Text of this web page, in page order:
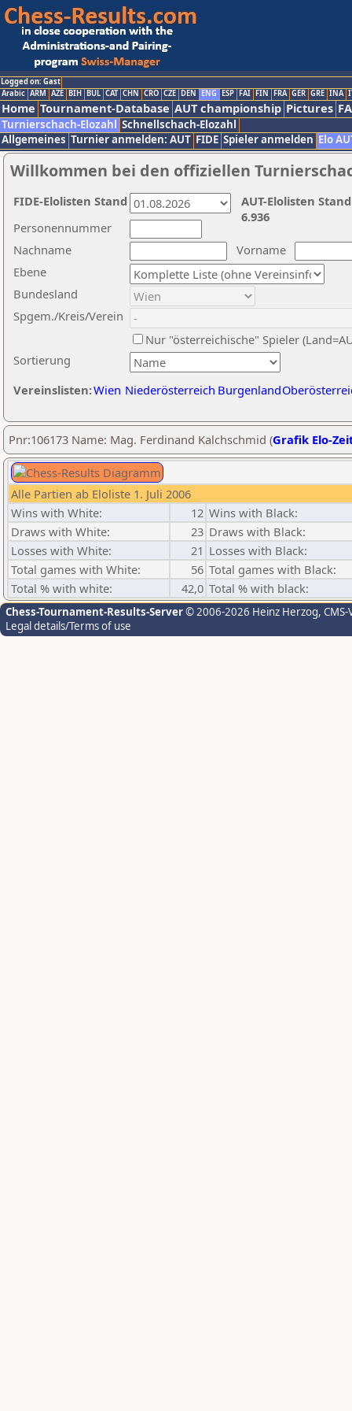
Logged on: Gast
Arabic ARM AZE BIH BUL CAT CHN CRO CZE DEN ENG ESP FAI FIN FRA GER GRE INA
Home Tournament-Database AUT championship Pictures
Turnierschach-Elozahl Schnellschach-Elozahl
Allgemeines Turnier anmelden: AUT FIDE Spieler anmelden Elo
Willkommen bei den offiziellen
Nachname
Vorname
Ebene
Sortierung
Personennummer
Bundesland
Spgem./Kreis/Verein
Nur "österreichische" Spieler
Vereinslisten:Wien Niederösterreich Burgenland
AUT-Elolisten
6.936
FIDE-Elolisten Stand
Pnr:106173 Name: Mag. Ferdinand Kalchschmid (Grafik Elo-
Alle Partien ab Eloliste 1. Juli 2006
Wins with White:
12 Wins with Black:
Draws with White:
23 Draws with Black:
Losses with White:
21 Losses with Black:
Total games with White:
56 Total games with Black:
Total % with white:
42,0 Total % with black:
Chess-Tournament-Results-Server© 2006-2026 Heinz Herzog,
Legal details/Terms of use